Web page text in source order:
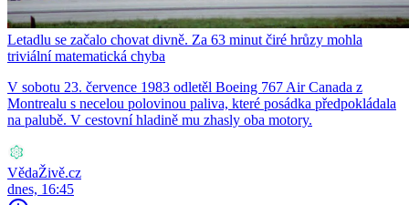
Letadlu se začalo chovat divně. Za 63 minut čiré hrůzy mohla
triviální matematická chyba
V sobotu 23. července 1983 odletěl Boeing 767 Air Canada z
Montrealu s necelou polovinou paliva, které posádka předpokládala
na palubě. V cestovní hladině mu zhasly oba motory.
VědaŽivě.cz
dnes, 16:45